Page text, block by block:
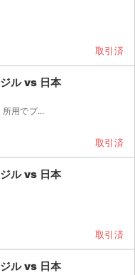
取引済
ル vs 日本
用でブ...
取引済
ル vs 日本
取引済
ル vs 日本